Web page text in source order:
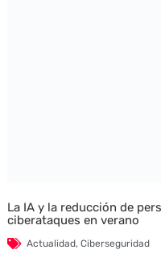
La IA y la reducción de
ciberataques en verano
Actualidad, Ciberseguridad